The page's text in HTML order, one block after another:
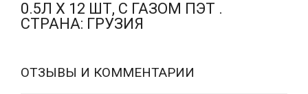
0.5Л Х 12 ШТ, С ГАЗОМ ПЭТ .
СТРАНА: ГРУЗИЯ
ОТЗЫВЫ И КОММЕНТАРИИ